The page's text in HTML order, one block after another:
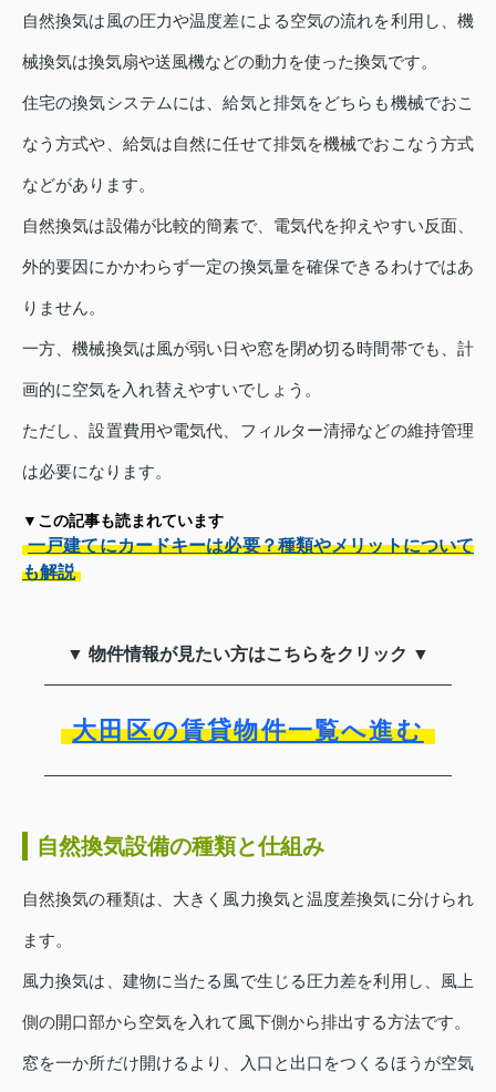
自然換気は風の圧力や温度差による空気の流れを利用し、機
械換気は換気扇や送風機などの動力を使った換気です。
住宅の換気システムには、給気と排気をどちらも機械でおこ
なう方式や、給気は自然に任せて排気を機械でおこなう方式
などがあります。
自然換気は設備が比較的簡素で、電気代を抑えやすい反面、
外的要因にかかわらず一定の換気量を確保できるわけではあ
りません。
一方、機械換気は風が弱い日や窓を閉め切る時間帯でも、計
画的に空気を入れ替えやすいでしょう。
ただし、設置費用や電気代、フィルター清掃などの維持管理
は必要になります。
▼この記事も読まれています
一戸建てにカードキーは必要？種類やメリットについて
も解説
▼ 物件情報が見たい方はこちらをクリック ▼
大田区の賃貸物件一覧へ進む
自然換気設備の種類と仕組み
自然換気の種類は、大きく風力換気と温度差換気に分けられ
ます。
風力換気は、建物に当たる風で生じる圧力差を利用し、風上
側の開口部から空気を入れて風下側から排出する方法です。
窓を一か所だけ開けるより、入口と出口をつくるほうが空気